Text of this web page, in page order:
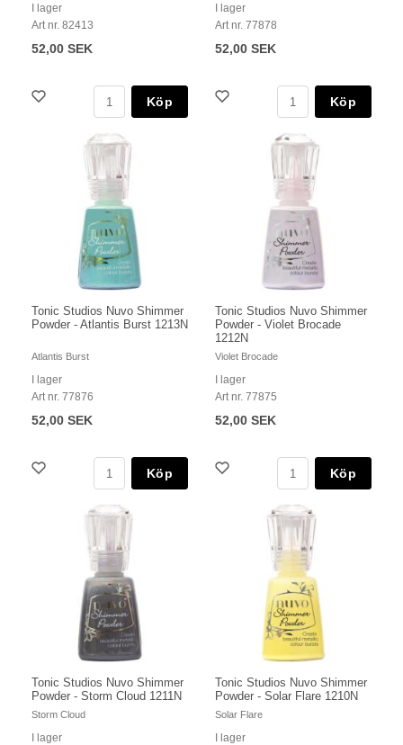
I lager
Art nr. 82413
52,00 SEK
Köp
I lager
Art nr. 77878
52,00 SEK
Köp
Tonic Studios Nuvo Shimmer
Powder - Atlantis Burst 1213N
Atlantis Burst
I lager
Art nr. 77876
52,00 SEK
Köp
Tonic Studios Nuvo Shimmer
Powder - Violet Brocade
1212N
Violet Brocade
I lager
Art nr. 77875
52,00 SEK
Köp
Tonic Studios Nuvo Shimmer
Powder - Storm Cloud 1211N
Storm Cloud
I lager
Tonic Studios Nuvo Shimmer
Powder - Solar Flare 1210N
Solar Flare
I lager